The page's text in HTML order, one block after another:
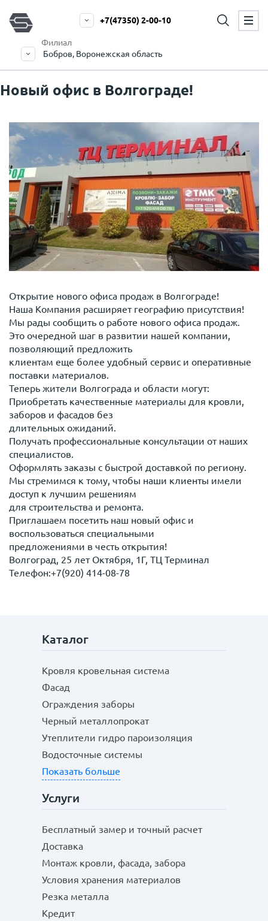
Филиал
Бобров, Воронежская область
+7(47350) 2-00-10
Новый офис в Волгограде!
Открытие нового офиса продаж в Волгограде!
Наша Компания расширяет географию присутствия!
Мы рады сообщить о работе нового офиса продаж.
Это очередной шаг в развитии нашей компании,
позволяющий предложить
клиентам еще более удобный сервис и оперативные
поставки материалов.
Теперь жители Волгограда и области могут:
Приобретать качественные материалы для кровли,
заборов и фасадов без
длительных ожиданий.
Получать профессиональные консультации от наших
специалистов.
Оформлять заказы с быстрой доставкой по региону.
Мы стремимся к тому, чтобы наши клиенты имели
доступ к лучшим решениям
для строительства и ремонта.
Приглашаем посетить наш новый офис и
воспользоваться специальными
предложениями в честь открытия!
Волгоград, 25 лет Октября, 1Г, ТЦ Терминал
Телефон:+7(920) 414-08-78
Каталог
Кровля кровельная система
Фасад
Ограждения заборы
Черный металлопрокат
Утеплители гидро пароизоляция
Водосточные системы
Показать больше
Услуги
Бесплатный замер и точный расчет
Доставка
Монтаж кровли, фасада, забора
Условия хранения материалов
Резка металла
Кредит